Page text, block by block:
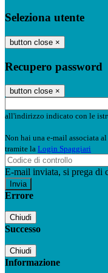
Seleziona utente
button close ×
Recupero password
button close ×
all'indirizzo indicato con le
Non hai una e-mail associata
tramite la Login Spaggiari
E-mail inviata, si prega di
Errore
Chiudi
Successo
Chiudi
Informazione